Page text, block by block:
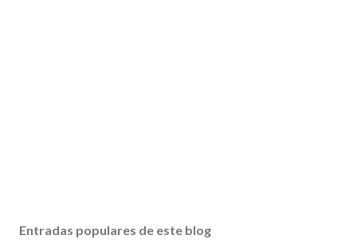
Entradas populares de este blog